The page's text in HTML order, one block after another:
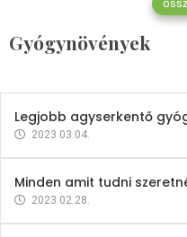
Gyógynövények
Mindent a
2023.12.21.
Legjobb agyserkentő
2023.03.04.
Minden amit tudni
2023.02.28.